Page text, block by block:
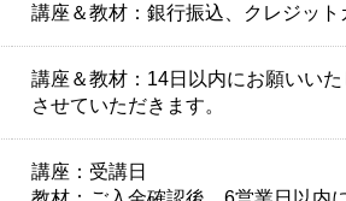
講座＆教材：銀行振込、クレジット
講座＆教材：14日以内にお願いい
させていただきます。
講座：受講日